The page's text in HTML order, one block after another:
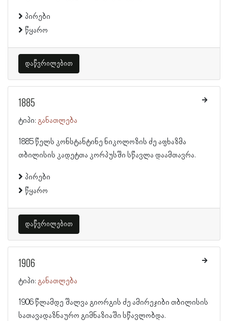
პირები
წყარო
დაწვრილებით
1885
ტიპი: განათლება
1885 წელს კონსტანტინე ნიკოლოზის ძე აფხაზმა
თბილისის კადეტთა კორპუსში სწავლა დაამთავრა.
პირები
წყარო
დაწვრილებით
1906
ტიპი: განათლება
1906 წლამდე შალვა გიორგის ძე ამირეჯიბი თბილისის
სათავადაზნაურო გიმნაზიაში სწავლობდა.